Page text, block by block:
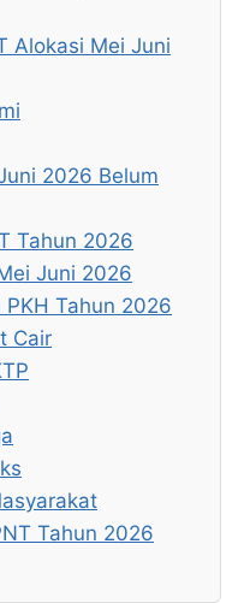
Alokasi Mei Juni
2026 Belum
Tahun 2026
Juni 2026
Tahun 2026
Cair
Tahun 2026